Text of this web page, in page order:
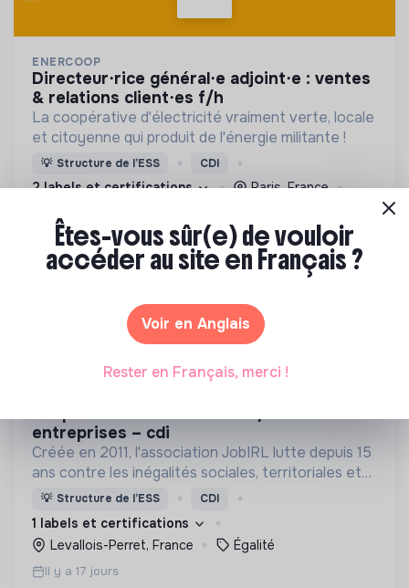
ENERCOOP
directeur⋅rice général⋅e adjoint⋅e : ventes
& relations client⋅es f/h
La coopérative d'électricité vraiment verte, locale
et citoyenne qui produit de l'énergie militante !
💡 Structure de l’ESS CDI
2 labels et certifications
Paris, France
Il y a 12 jours
entreprises – cdi
Créée en 2011, l'association JobIRL lutte depuis 15
ans contre les inégalités sociales, territoriales et
de genre dans l’orientation et l’insertion
professionnelle.
💡 Structure de l’ESS CDI
1 labels et certifications
Levallois-Perret, France
Égalité
Il y a 17 jours
Êtes-vous sûr(e) de vouloir
accéder au site en Français ?
Voir en Anglais
Rester en Français, merci !